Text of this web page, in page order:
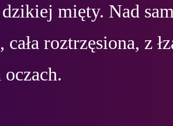
mięty. Nad
cała roztrzęsiona, z